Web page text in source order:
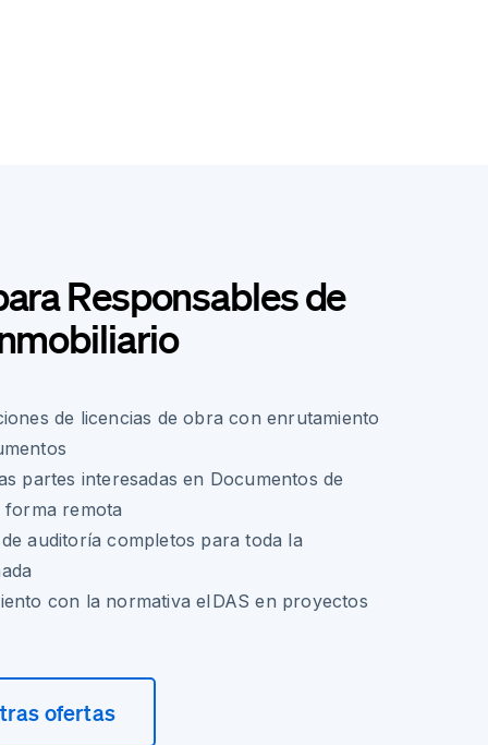
Responsables de
de licencias de obra con enrutamiento
partes interesadas en Documentos de
forma remota
auditoría completos para toda la
con la normativa eIDAS en proyectos
ofertas